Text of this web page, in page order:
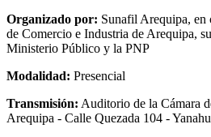
Organizado por: Sunafil Arequipa, en
de Comercio e Industria de Arequipa,
Ministerio Público y la PNP
Modalidad: Presencial
Transmisión: Auditorio de la Cámara
Arequipa - Calle Quezada 104 -